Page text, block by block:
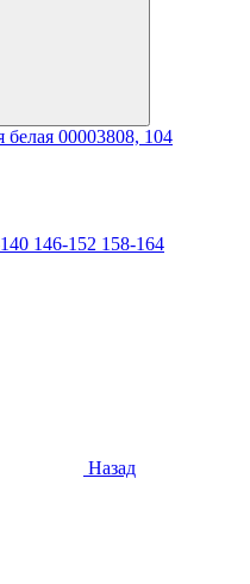
00003808, 104
146-152 158-164
Назад